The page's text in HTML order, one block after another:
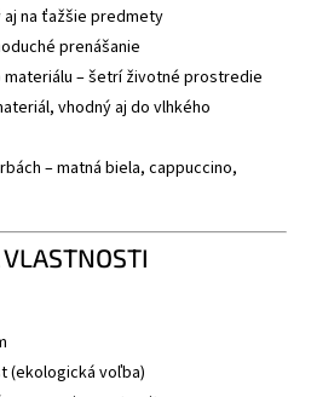
aj na ťažšie predmety
prenášanie
– šetrí životné prostredie
vhodný aj do vlhkého
– matná biela, cappuccino,
(ekologická voľba)